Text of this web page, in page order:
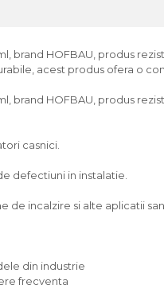
brand HOFBAU, produs
acest produs ofera o
brand HOFBAU, produs
casnici.
defectiuni in instalatie.
de incalzire si alte aplicatii
din industrie
frecventa